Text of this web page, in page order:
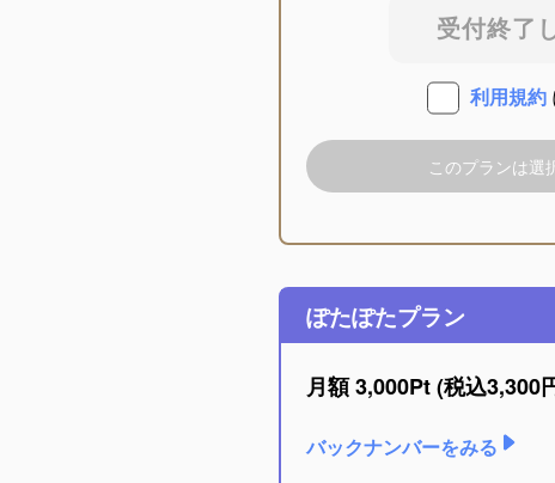
受付終了
利用規約
このプランは選
ぽたぽたプラン
月額3,000Pt(税込3,300
バックナンバーをみる